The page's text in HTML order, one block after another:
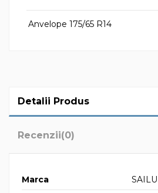
Anvelope 175/65 R14
Detalii Produs
Recenzii(0)
Marca